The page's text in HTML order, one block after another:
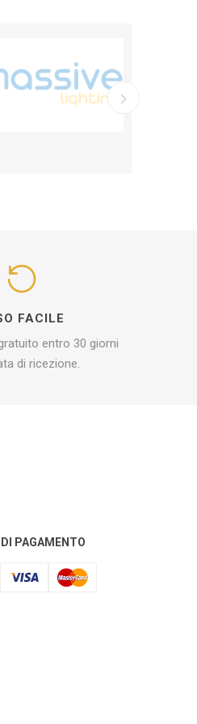
FACILE
entro 30 giorni
di ricezione.
PAGAMENTO